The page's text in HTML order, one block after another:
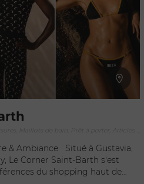
située au niveau du Pearl
vos emplettes d’avant
Situé à Gustavia,
Le Corner Saint-Barth s'est
du shopping haut de